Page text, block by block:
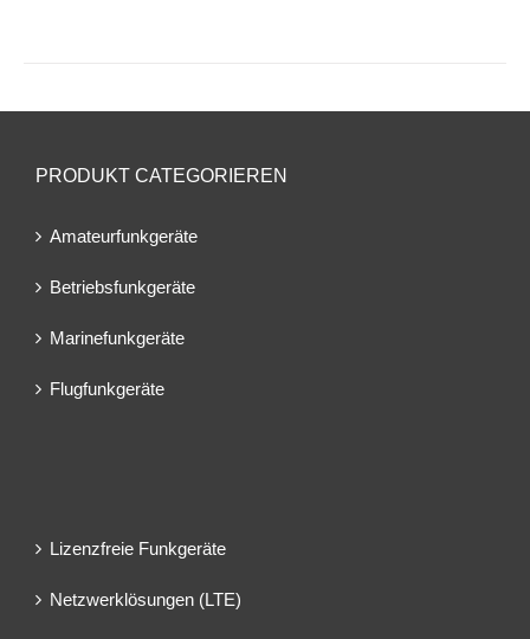
PRODUKT CATEGORIEREN
Amateurfunkgeräte
Betriebsfunkgeräte
Marinefunkgeräte
Flugfunkgeräte
Lizenzfreie Funkgeräte
Netzwerklösungen (LTE)